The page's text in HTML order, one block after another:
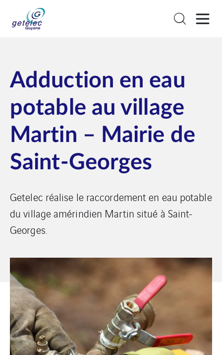
Adduction en eau
potable au village
Martin – Mairie de
Saint-Georges
Getelec réalise le raccordement en eau potable
du village amérindien Martin situé à Saint-
Georges.